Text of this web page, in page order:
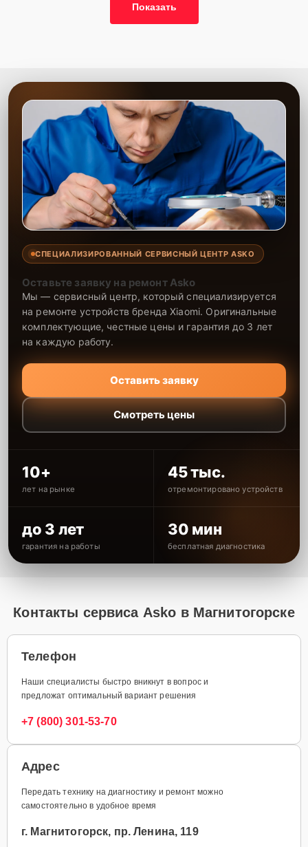
Показать
СПЕЦИАЛИЗИРОВАННЫЙ СЕРВИСНЫЙ ЦЕНТР ASKO
Оставьте заявку на ремонт Asko
Мы — сервисный центр, который специализируется
на ремонте устройств бренда Xiaomi. Оригинальные
комплектующие, честные цены и гарантия до 3 лет
на каждую работу.
Оставить заявку
Смотреть цены
10+
лет на рынке
45 тыс.
отремонтировано устройств
до 3 лет
гарантия на работы
30 мин
бесплатная диагностика
Контакты сервиса Asko в Магнитогорске
Телефон
Наши специалисты быстро вникнут в вопрос и
предложат оптимальный вариант решения
+7 (800) 301-53-70
Адрес
Передать технику на диагностику и ремонт можно
самостоятельно в удобное время
г. Магнитогорск, пр. Ленина, 119